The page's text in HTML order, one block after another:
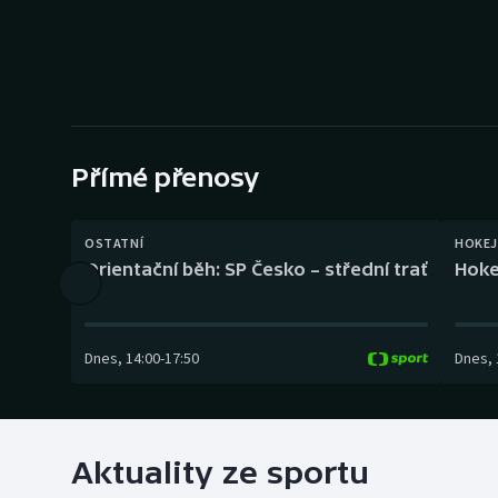
Gymnastika
Přímé přenosy
OSTATNÍ
Orientační běh: SP Česko – střední trať
Dnes, 14:00-17:50
HOKEJ
Dnes,
Aktuality ze sportu